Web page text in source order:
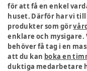
för att få en enkel
huset. Därför har vi
produkter som gör
enklare och
behöver få tag i en
att du kan boka en
duktiga medarbetare